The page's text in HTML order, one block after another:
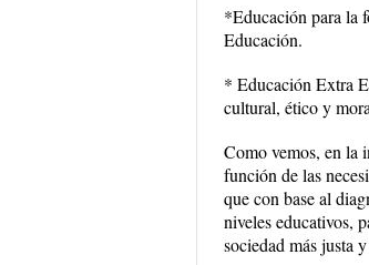
*Educación para la
Educación.
* Educación Extra
cultural, ético y
Como vemos, en la
función de las
que con base al
niveles educativos,
sociedad más justa